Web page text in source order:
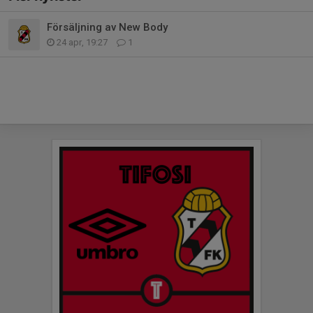
Försäljning av New Body
24 apr, 19:27 1